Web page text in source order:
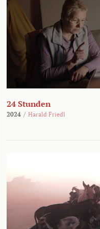
24 Stunden
2024 / Harald Friedl